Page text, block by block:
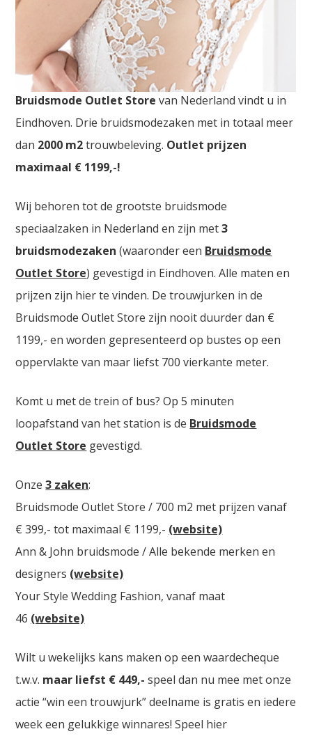
Goedkope Bruidskledij Luik
Goedkope Bruidskledij Luik. De
grootste
Bruidsmode Outlet Store van Nederland vindt u in
Eindhoven. Drie bruidsmodezaken met in totaal meer
dan 2000 m2trouwbeleving. Outlet prijzen
maximaal € 1199,-!
Wij behoren tot de grootste bruidsmode
speciaalzaken in Nederland en zijn met3
bruidsmodezaken (waaronder een Bruidsmode
Outlet Store) gevestigd in Eindhoven. Alle maten en
prijzen zijn hier te vinden. De trouwjurken in de
Bruidsmode Outlet Store zijn nooit duurder dan €
1199,- en worden gepresenteerd op bustes op een
oppervlakte van maar liefst 700 vierkante meter.
Komt u met de trein of bus? Op 5 minuten
loopafstand van het station is de Bruidsmode
Outlet Store gevestigd.
Onze3 zaken:
Bruidsmode Outlet Store / 700 m2 met prijzen vanaf
€ 399,- tot maximaal € 1199,- (website)
Ann & John bruidsmode / Alle bekende merken en
designers (website)
Your Style Wedding Fashion, vanaf maat
46 (website)
Wilt u wekelijks kans maken op een waardecheque
t.w.v. maar liefst € 449,- speel dan nu mee met onze
actie “win een trouwjurk” deelname is gratis en iedere
week een gelukkige winnares! Speel hier